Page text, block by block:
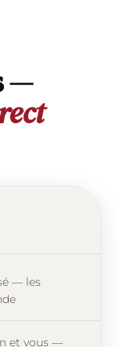
—
— les
et vous —